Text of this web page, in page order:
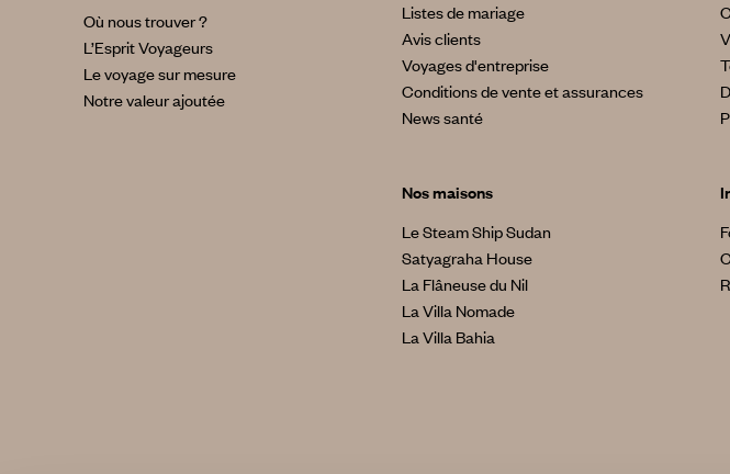
Où nous trouver ?
L’Esprit Voyageurs
Le voyage sur mesure
Notre valeur ajoutée
Listes de mariage
Avis clients
Voyages d'entreprise
Conditions de vente et assurances
News santé
Nos maisons
Le Steam Ship Sudan
Satyagraha House
La Flâneuse du Nil
La Villa Nomade
La Villa Bahia